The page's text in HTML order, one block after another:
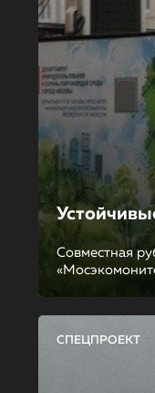
Совместная
СПЕЦПРОЕКТ